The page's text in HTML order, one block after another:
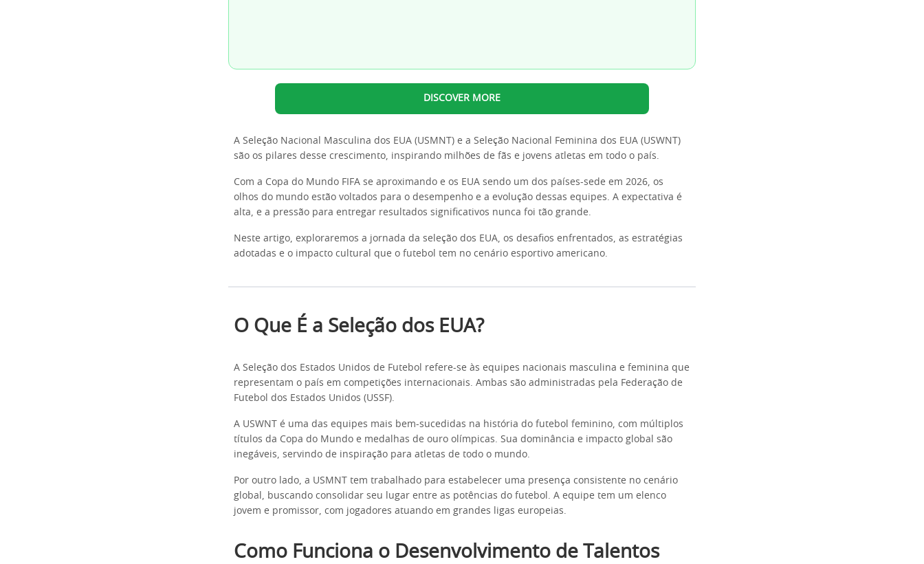
DISCOVER MORE
A Seleção Nacional Masculina dos EUA (USMNT) e a Seleção Nacional Feminina dos EUA (USWNT)
são os pilares desse crescimento, inspirando milhões de fãs e jovens atletas em todo o país.
Com a Copa do Mundo FIFA se aproximando e os EUA sendo um dos países-sede em 2026, os
olhos do mundo estão voltados para o desempenho e a evolução dessas equipes. A expectativa é
alta, e a pressão para entregar resultados significativos nunca foi tão grande.
Neste artigo, exploraremos a jornada da seleção dos EUA, os desafios enfrentados, as estratégias
adotadas e o impacto cultural que o futebol tem no cenário esportivo americano.
O Que É a Seleção dos EUA?
A Seleção dos Estados Unidos de Futebol refere-se às equipes nacionais masculina e feminina que
representam o país em competições internacionais. Ambas são administradas pela Federação de
Futebol dos Estados Unidos (USSF).
A USWNT é uma das equipes mais bem-sucedidas na história do futebol feminino, com múltiplos
títulos da Copa do Mundo e medalhas de ouro olímpicas. Sua dominância e impacto global são
inegáveis, servindo de inspiração para atletas de todo o mundo.
Por outro lado, a USMNT tem trabalhado para estabelecer uma presença consistente no cenário
global, buscando consolidar seu lugar entre as potências do futebol. A equipe tem um elenco
jovem e promissor, com jogadores atuando em grandes ligas europeias.
Como Funciona o Desenvolvimento de Talentos